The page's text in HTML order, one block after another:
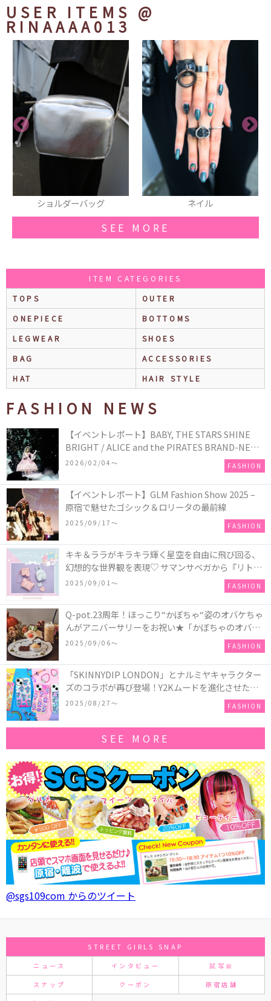
USER ITEMS @
RINAAAA013
ネイル リング
SEE MORE
ITEM CATEGORIES
TOPS
OUTER
ONEPIECE
BOTTOMS
LEGWEAR
SHOES
BAG
ACCESSORIES
HAT
HAIR STYLE
FASHION NEWS
【イベントレポート】BABY, THE STARS SHINE
BRIGHT / ALICE and the PIRATES BRAND-NEW
COLLECTION in TOKYO
2026/02/04〜 FASHION
【イベントレポート】GLM Fashion Show 2025 –
原宿で魅せたゴシック＆ロリータの最前線
2025/09/17〜 FASHION
キキ＆ララがキラキラ輝く星空を自由に飛び回る、
幻想的な世界観を表現♡ サマンサベガから『リトル
ツインスターズ』50周年アニバーサリーイヤー』を
2025/09/01〜 FASHION
Q-pot.23周年！ほっこり“かぼちゃ“姿のオバケちゃ
んがアニバーサリーをお祝い★「かぼちゃのオバケ
ーキアクセサリー」が新発売！Q-pot CAFE.では
「かぼちゃのオバケーキプレート」も登場
2025/09/06〜 FASHION
「SKINNYDIP LONDON」とナルミヤキャラクター
ズのコラボが再び登場！Y2Kムードを進化させた新
作コレクションを発売♪
2025/08/27〜 FASHION
SEE MORE
@sgs109com からのツイート
STREET GIRLS SNAP
ニュース インタビュー 試写会
スナップ クーポン 原宿店舗